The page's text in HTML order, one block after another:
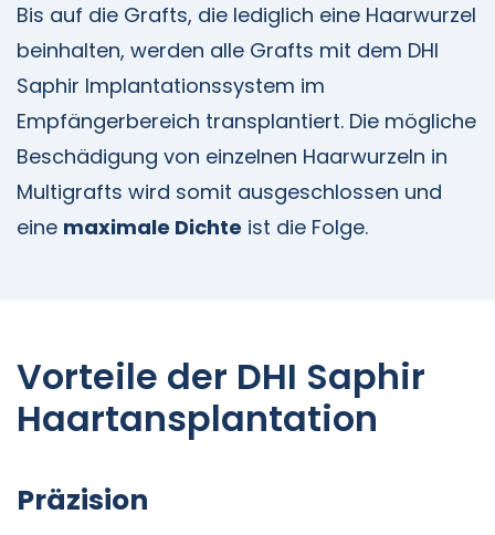
Bis auf die Grafts, die lediglich eine Haarwurzel
beinhalten, werden alle Grafts mit dem DHI
Saphir Implantationssystem im
Empfängerbereich transplantiert. Die mögliche
Beschädigung von einzelnen Haarwurzeln in
Multigrafts wird somit ausgeschlossen und
eine maximale Dichte ist die Folge.
Vorteile der DHI Saphir
Haartansplantation
Präzision